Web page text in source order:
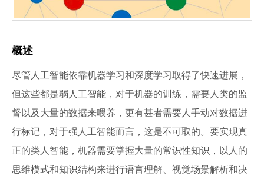
概述
尽管人工智能依靠机器学习和深度学习取得了快速进展，
但这些都是弱人工智能，对于机器的训练，需要人类的监
督以及大量的数据来喂养，更有甚者需要人手动对数据进
行标记，对于强人工智能而言，这是不可取的。要实现真
正的类人智能，机器需要掌握大量的常识性知识，以人的
思维模式和知识结构来进行语言理解、视觉场景解析和决